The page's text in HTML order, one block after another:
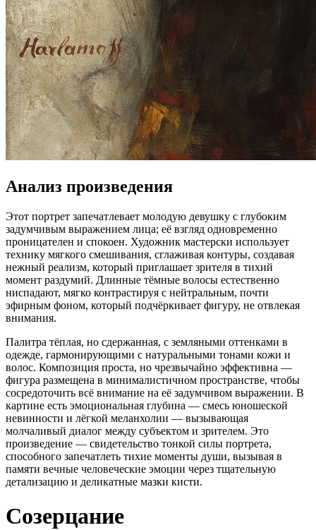
Анализ произведения
Этот портрет запечатлевает молодую девушку с глубоким
задумчивым выражением лица; её взгляд одновременно
проницателен и спокоен. Художник мастерски использует
технику мягкого смешивания, сглаживая контуры, создавая
нежный реализм, который приглашает зрителя в тихий
момент раздумий. Длинные тёмные волосы естественно
ниспадают, мягко контрастируя с нейтральным, почти
эфирным фоном, который подчёркивает фигуру, не отвлекая
внимания.
Палитра тёплая, но сдержанная, с земляными оттенками в
одежде, гармонирующими с натуральными тонами кожи и
волос. Композиция проста, но чрезвычайно эффективна —
фигура размещена в минималистичном пространстве, чтобы
сосредоточить всё внимание на её задумчивом выражении. В
картине есть эмоциональная глубина — смесь юношеской
невинности и лёгкой меланхолии — вызывающая
молчаливый диалог между субъектом и зрителем. Это
произведение — свидетельство тонкой силы портрета,
способного запечатлеть тихие моменты души, вызывая в
памяти вечные человеческие эмоции через тщательную
детализацию и деликатные мазки кисти.
Созерцание